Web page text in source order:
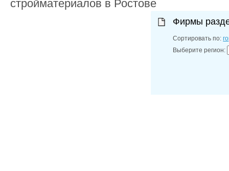
стройматериалов в Ростове
Фирмы
Сортировать по:
Выберите регион: